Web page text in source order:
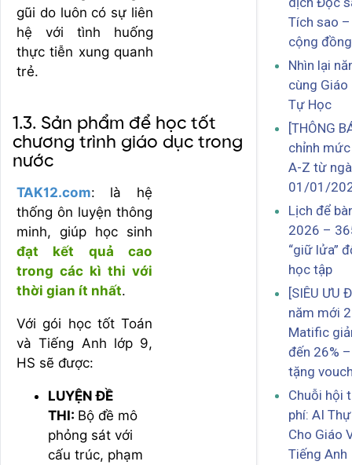
gũi do luôn có sự liên
hệ với tình huống
thực tiễn xung quanh
trẻ.
1.3. Sản phẩm để học tốt
chương trình giáo dục trong
nước
TAK12.com:
là hệ
thống ôn luyện thông
minh, giúp học sinh
đạt kết quả cao
trong các kì thi với
thời gian ít nhất.
Với gói học tốt Toán
và Tiếng Anh lớp 9,
HS sẽ được:
LUYỆN ĐỀ
THI: Bộ đề mô
phỏng sát với
cấu trúc, phạm
Tích sao
cộng đồng
Nhìn lại
cùng Giáo
Tự Học
[THÔNG
chỉnh
A-Z từ
01/01/
Lịch để
2026 –
“giữ lửa”
học tập
[SIÊU ƯU
năm mới
Matific
đến 26%
tặng
Chuỗi hội
phí: AI
Cho Giáo
Tiếng Anh